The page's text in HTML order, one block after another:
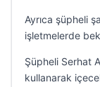
Ayrıca şüpheli
işletmelerde
Şüpheli Serhat
kullanarak